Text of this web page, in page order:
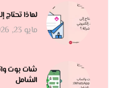
لماذا تحتاج
مايو 23, 2026
الشامل